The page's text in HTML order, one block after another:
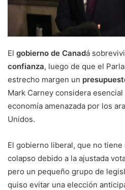
El gobierno de Canadá
confianza, luego de que el
estrecho margen un
Mark Carney considera
economía amenazada por los
Unidos.
El gobierno liberal, que no
colapso debido a la ajustada
pero un pequeño grupo de
quiso evitar una elección